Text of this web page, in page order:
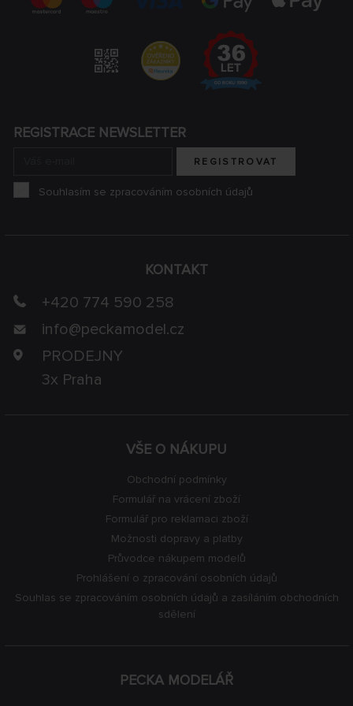
VŠE O NÁKUPU
Obchodní podmínky
Formulář na vrácení zboží
Formulář pro reklamaci zboží
Možnosti dopravy a platby
Průvodce nákupem modelů
Prohlášení o zpracování osobních údajů
Souhlas se zpracováním osobních údajů a zasíláním obchodních
sdělení
PECKA MODELÁŘ
KONTAKT
+420 774 590 258
info@peckamodel.cz
PRODEJNY
3x Praha
REGISTRACE NEWSLETTER
REGISTROVAT
Souhlasím se zpracováním osobních údajů